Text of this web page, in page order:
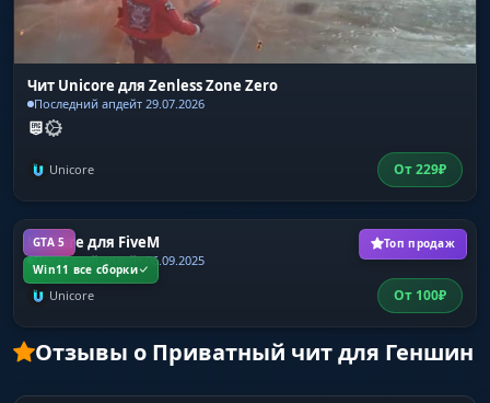
Чит Unicore для Zenless Zone Zero
Последний апдейт 29.07.2026
Unicore От229₽
GTA 5
Win11 все сборки
Топ продаж
Unicore для FiveM
Последний апдейт 06.09.2025
Unicore От 100₽
Отзывы о Приватный чит для Геншин